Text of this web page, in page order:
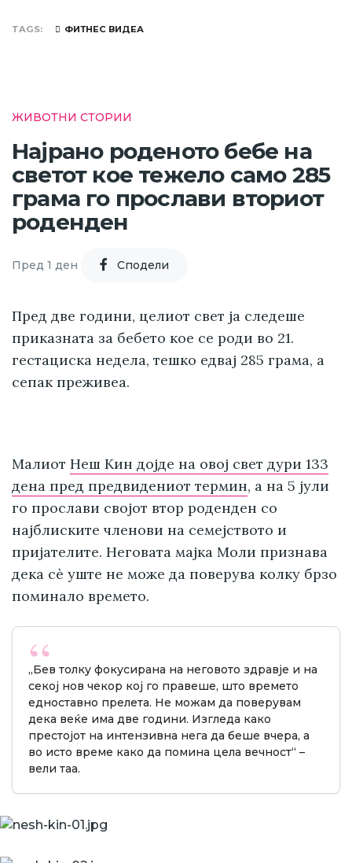
TAGS ФИТНЕС ВИДЕА
ЖИВОТНИ СТОРИИ
Најрано роденото бебе на
светот кое тежело само 285
грама го прослави вториот
роденден
Пред 1 ден Cподели
Пред две години, целиот свет ја следеше
приказната за бебето кое се роди во 21.
гестациска недела, тешко едвај 285 грама, а
сепак преживеа.
Малиот Неш Кин дојде на овој свет дури 133
дена пред предвидениот термин, а на 5 јули
го прослави својот втор роденден со
најблиските членови на семејството и
пријателите. Неговата мајка Моли признава
дека сè уште не може да поверува колку брзо
поминало времето.
„Бев толку фокусирана на неговото здравје и на
секој нов чекор кој го правеше, што времето
едноставно прелета. Не можам да поверувам
дека веќе има две години. Изгледа како
престојот на интензивна нега да беше вчера, а
во исто време како да помина цела вечност“ –
вели таа.